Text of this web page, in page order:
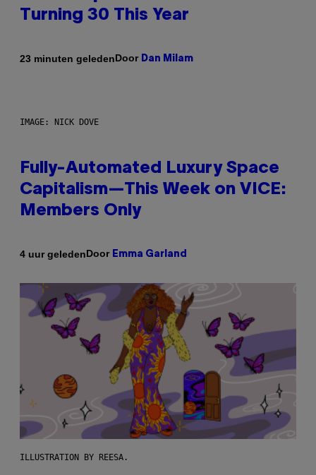
Turning 30 This Year
23 minuten geledenDoor Dan Milam
IMAGE: NICK DOVE
Fully-Automated Luxury Space
Capitalism—This Week on VICE:
Members Only
4 uur geledenDoor Emma Garland
ILLUSTRATION BY REESA.